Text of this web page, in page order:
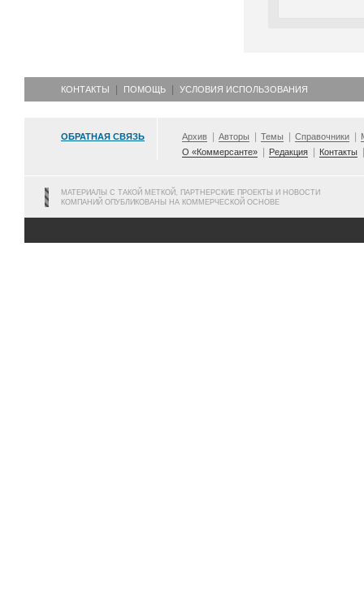
КОНТАКТЫ ПОМОЩЬ УСЛОВИЯ ИСПОЛЬЗОВАНИЯ
ОБРАТНАЯ СВЯЗЬ Архив Авторы Темы Справочники
О «Коммерсанте»
Редакция Контакты
МАТЕРИАЛЫ С ТАКОЙ МЕТКОЙ, ПАРТНЕРСКИЕ ПРОЕКТЫ И НОВОСТИ
КОМПАНИЙ ОПУБЛИКОВАНЫ НА КОММЕРЧЕСКОЙ ОСНОВЕ